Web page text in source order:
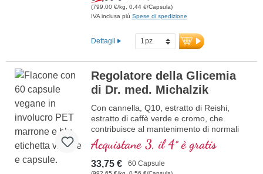
Acido ascorbico
Resveratrolo
B(Vitamina B12)
(799,00 €/kg, 0,44 €/Capsula)
IVA inclusa più Spese di spedizione
Dettagli
Regolatore della Glicemia
di Dr. med. Michalzik
Con cannella, Q10, estratto di Reishi,
estratto di caffè verde e cromo, che
contribuisce al mantenimento di normali
livelli di glicemia.
Acquistane 3, il 4° è gratis
33,75 € 60 Capsule